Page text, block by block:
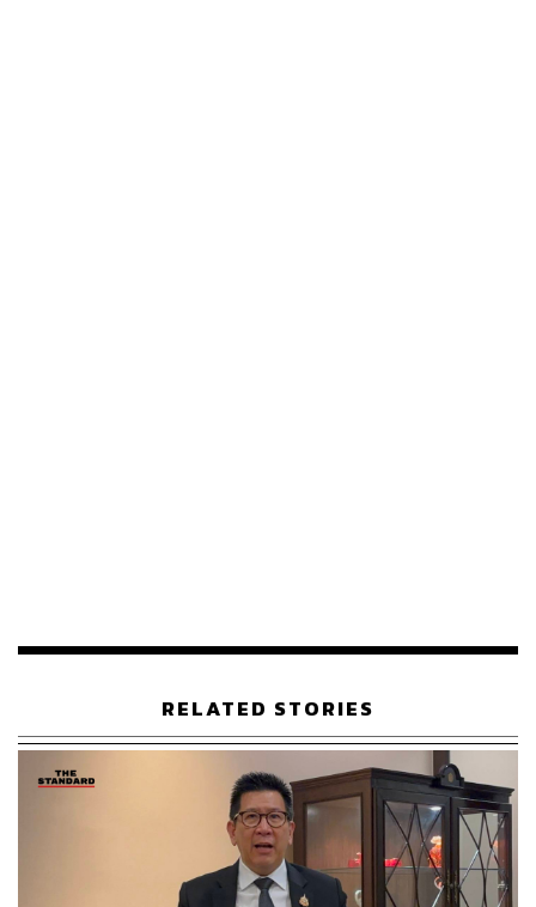
โดยกระทรวงการคลังจะบูรณาการหน่วยงานในสังกัด
ทั้งหมด ในการออกมาตรการเยียวยาทั้งประชาชนและผู้
ประกอบการที่ได้รับผลกระทบหลังน้ำท่วมลดระดับอย่าง
RELATED STORIES